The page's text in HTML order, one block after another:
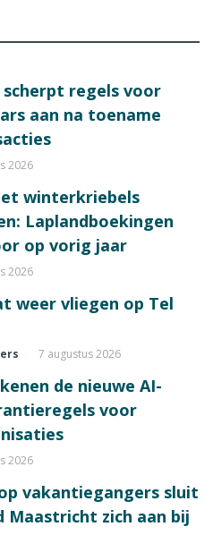
scherpt regels voor
aan na toename
2026
winterkriebels
Laplandboekingen
op vorig jaar
2026
weer vliegen op Tel
7 augustus 2026
de nieuwe AI-
voor
2026
vakantiegangers sluit
Maastricht zich aan bij